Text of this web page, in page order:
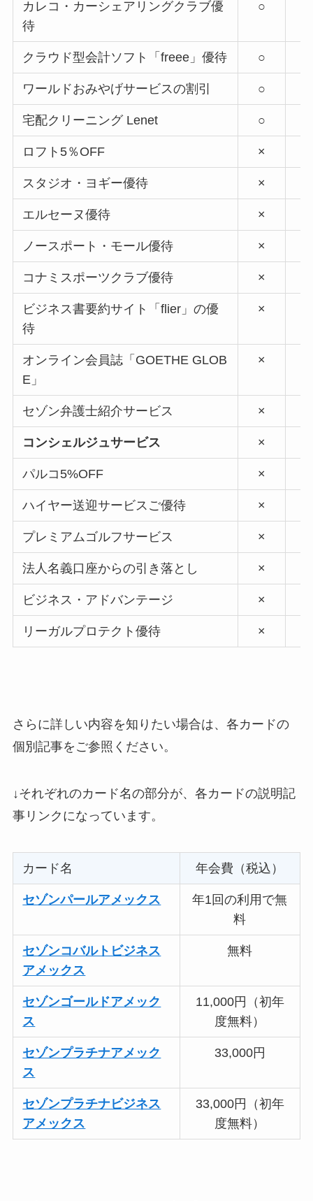
カレコ・カーシェアリングクラブ優
待
○
クラウド型会計ソフト「freee」優待 ○
ワールドおみやげサービスの割引 ○
宅配クリーニング Lenet ○
ロフト5％OFF ×
スタジオ・ヨギー優待 ×
エルセーヌ優待 ×
ノースポート・モール優待 ×
コナミスポーツクラブ優待 ×
ビジネス書要約サイト「flier」の優
待
×
オンライン会員誌「GOETHE GLOB
E」
×
セゾン弁護士紹介サービス ×
コンシェルジュサービス ×
パルコ5%OFF ×
ハイヤー送迎サービスご優待 ×
プレミアムゴルフサービス ×
法人名義口座からの引き落とし ×
ビジネス・アドバンテージ ×
リーガルプロテクト優待 ×
さらに詳しい内容を知りたい場合は、各カードの
個別記事をご参照ください。
↓それぞれのカード名の部分が、各カードの説明記
事リンクになっています。
カード名 年会費（税込）
セゾンパールアメックス
年1回の利用で無
料
セゾンコバルトビジネス
アメックス
無料
セゾンゴールドアメック
ス
11,000円（初年
度無料）
セゾンプラチナアメック
ス
33,000円
セゾンプラチナビジネス
アメックス
33,000円（初年
度無料）